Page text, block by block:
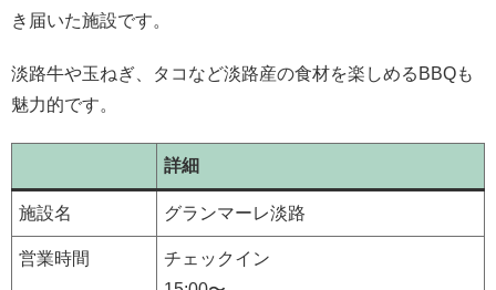
き届いた施設です。
淡路牛や玉ねぎ、タコなど淡路産の食材を楽しめるBBQも
魅力的です。
詳細
施設名 グランマーレ淡路
営業時間
チェックイン